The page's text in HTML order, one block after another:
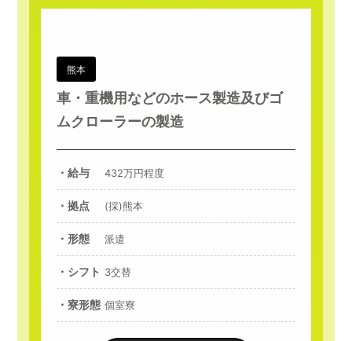
熊本
車・重機用などのホース製造及びゴ
ムクローラーの製造
・給与 432万円程度
・拠点 (採)熊本
・形態 派遣
・シフト 3交替
・寮形態 個室寮